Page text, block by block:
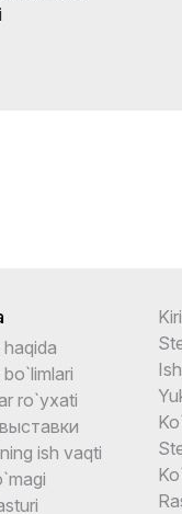
ro`yxati
ish vaqti